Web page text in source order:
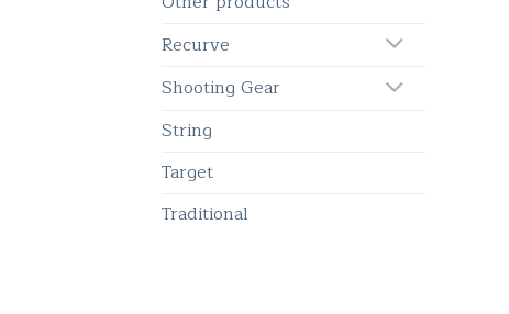
Recurve
Shooting Gear
String
Target
Traditional